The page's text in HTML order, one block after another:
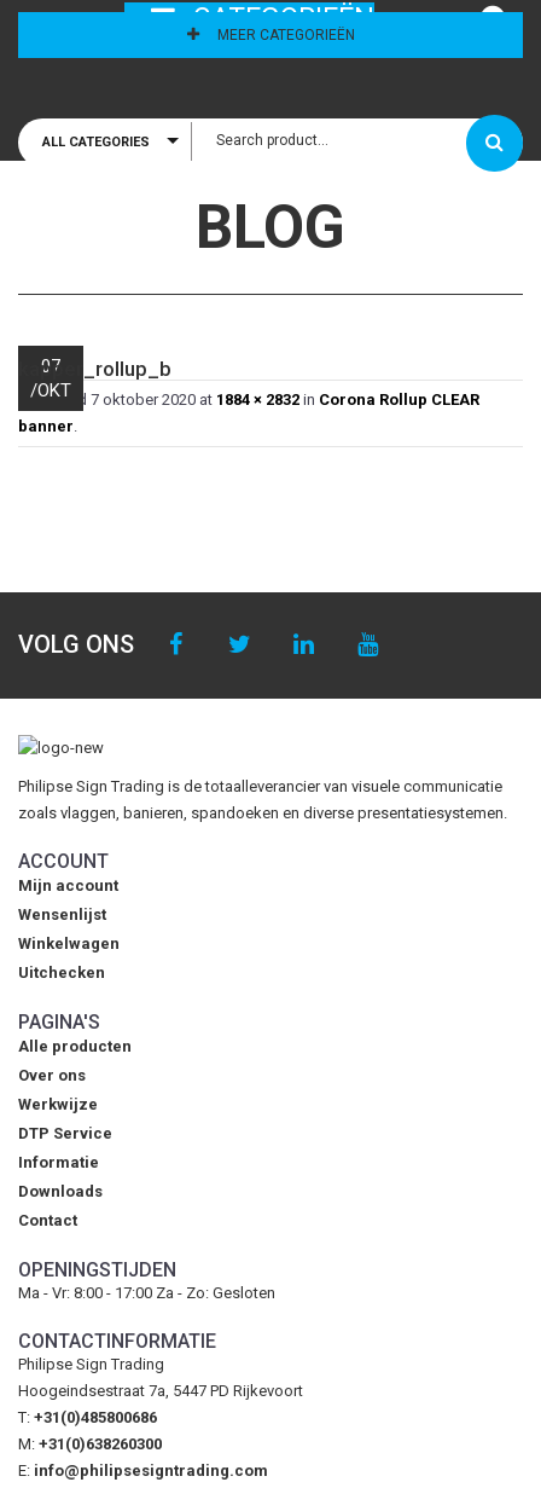
CATEGORIEËN
MEER CATEGORIEËN
ALL CATEGORIES
BLOG
07
/OKT
kapper_rollup_b
Published 7 oktober 2020 at 1884 × 2832 in Corona Rollup CLEAR
banner
VOLG ONS
Philipse Sign Trading is de totaalleverancier van visuele communicatie
zoals vlaggen, banieren, spandoeken en diverse presentatiesystemen.
ACCOUNT
Mijn account
Wensenlijst
Winkelwagen
Uitchecken
PAGINA'S
Alle producten
Over ons
Werkwijze
DTP Service
Informatie
Downloads
Contact
OPENINGSTIJDEN
Ma - Vr: 8:00 - 17:00 Za - Zo: Gesloten
CONTACTINFORMATIE
Philipse Sign Trading
Hoogeindsestraat 7a, 5447 PD Rijkevoort
T: +31(0)485800686
M: +31(0)638260300
E: info@philipsesigntrading.com